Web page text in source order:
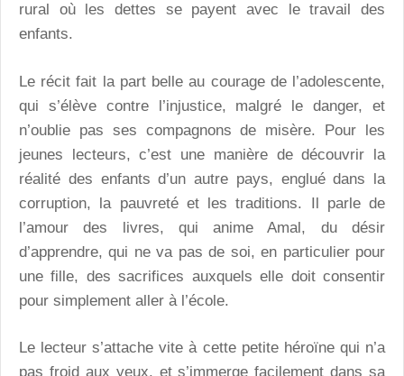
rural où les dettes se payent avec le travail des
enfants.
Le récit fait la part belle au courage de l’adolescente,
qui s’élève contre l’injustice, malgré le danger, et
n’oublie pas ses compagnons de misère. Pour les
jeunes lecteurs, c’est une manière de découvrir la
réalité des enfants d’un autre pays, englué dans la
corruption, la pauvreté et les traditions. Il parle de
l’amour des livres, qui anime Amal, du désir
d’apprendre, qui ne va pas de soi, en particulier pour
une fille, des sacrifices auxquels elle doit consentir
pour simplement aller à l’école.
Le lecteur s’attache vite à cette petite héroïne qui n’a
pas froid aux yeux, et s’immerge facilement dans sa